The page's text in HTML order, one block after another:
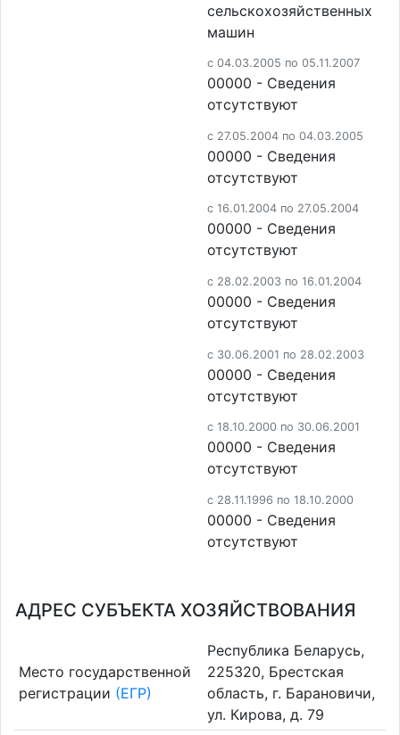
сельскохозяйственных
машин
c 04.03.2005 по 05.11.2007
00000 - Cведения
отсутствуют
c 27.05.2004 по 04.03.2005
00000 - Cведения
отсутствуют
c 16.01.2004 по 27.05.2004
00000 - Cведения
отсутствуют
c 28.02.2003 по 16.01.2004
00000 - Cведения
отсутствуют
c 30.06.2001 по 28.02.2003
00000 - Cведения
отсутствуют
c 18.10.2000 по 30.06.2001
00000 - Cведения
отсутствуют
c 28.11.1996 по 18.10.2000
00000 - Cведения
отсутствуют
АДРЕС СУБЪЕКТА ХОЗЯЙСТВОВАНИЯ
Место государственной
регистрации (ЕГР)
Республика Беларусь,
225320, Брестская
область, г. Барановичи,
ул. Кирова, д. 79